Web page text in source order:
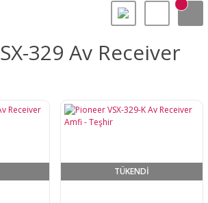
329 Av Receiver
TÜKENDİ